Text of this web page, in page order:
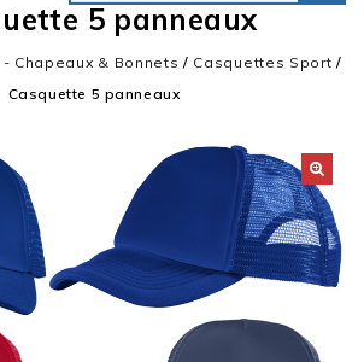
5 panneaux
Chapeaux & Bonnets / Casquettes Sport /
Casquette 5 panneaux